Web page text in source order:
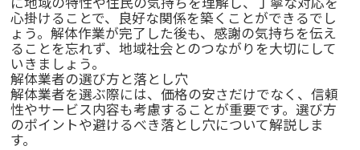
心掛けることで、良好な関係を築くことができるでし
ょう。解体作業が完了した後も、感謝の気持ちを伝え
ることを忘れず、地域社会とのつながりを大切にして
いきましょう。
解体業者の選び方と落とし穴
解体業者を選ぶ際には、価格の安さだけでなく、信頼
性やサービス内容も考慮することが重要です。選び方
のポイントや避けるべき落とし穴について解説しま
す。